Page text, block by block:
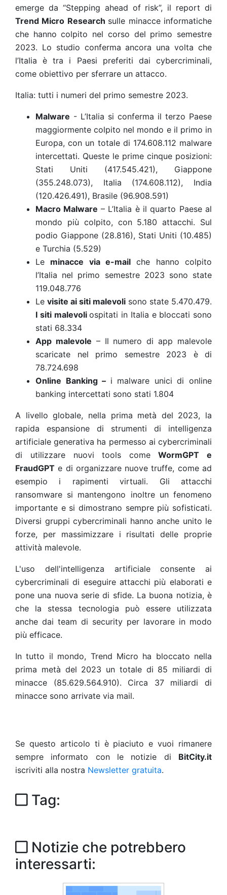
emerge da “Stepping ahead of risk”, il report di
Trend Micro Research sulle minacce informatiche
che hanno colpito nel corso del primo semestre
2023. Lo studio conferma ancora una volta che
l’Italia è tra i Paesi preferiti dai cybercriminali,
come obiettivo per sferrare un attacco.
Italia: tutti i numeri del primo semestre 2023.
Malware - L’Italia si conferma il terzo Paese
maggiormente colpito nel mondo e il primo in
Europa, con un totale di 174.608.112 malware
intercettati. Queste le prime cinque posizioni:
Stati Uniti (417.545.421), Giappone
(355.248.073), Italia (174.608.112), India
(120.426.491), Brasile (96.908.591)
Macro Malware – L’Italia è il quarto Paese al
mondo più colpito, con 5.180 attacchi. Sul
podio Giappone (28.816), Stati Uniti (10.485)
e Turchia (5.529)
Le minacce via e-mail che hanno colpito
l’Italia nel primo semestre 2023 sono state
119.048.776
Le visite ai siti malevoli sono state 5.470.479.
I siti malevoliospitati in Italia e bloccati sono
stati 68.334
App malevole – Il numero di app malevole
scaricate nel primo semestre 2023 è di
78.724.698
Online Banking – i malware unici di online
banking intercettati sono stati 1.804
A livello globale, nella prima metà del 2023, la
rapida espansione di strumenti di intelligenza
artificiale generativa ha permesso ai cybercriminali
di utilizzare nuovi tools come WormGPT e
FraudGPT e di organizzare nuove truffe, come ad
esempio i rapimenti virtuali. Gli attacchi
ransomware si mantengono inoltre un fenomeno
importante e si dimostrano sempre più sofisticati.
Diversi gruppi cybercriminali hanno anche unito le
forze, per massimizzare i risultati delle proprie
attività malevole.
L'uso dell'intelligenza artificiale consente ai
cybercriminali di eseguire attacchi più elaborati e
pone una nuova serie di sfide. La buona notizia, è
che la stessa tecnologia può essere utilizzata
anche dai team di security per lavorare in modo
più efficace.
In tutto il mondo, Trend Micro ha bloccato nella
prima metà del 2023 un totale di 85 miliardi di
minacce (85.629.564.910). Circa 37 miliardi di
minacce sono arrivate via mail.
Se questo articolo ti è piaciuto e vuoi rimanere
sempre informato con le notizie di BitCity.it
iscriviti alla nostra Newsletter gratuita.
Tag:
Notizie che potrebbero
interessarti: